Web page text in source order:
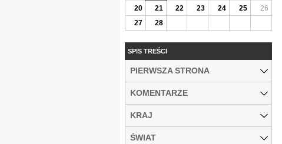
20
21 22 23 24 25
26
27
28
SPIS TREŚCI
PIERWSZA STRONA
KOMENTARZE
KRAJ
ŚWIAT